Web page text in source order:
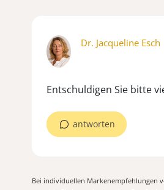
Dr. Jacqueline Esch
Entschuldigen Sie bitte
antworten
Bei individuellen Markenempfehlungen